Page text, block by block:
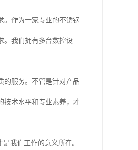
。作为一家专业的不锈钢
。我们拥有多台数控设
的服务。不管是针对产品
技术水平和专业素养，才
我们工作的意义所在。